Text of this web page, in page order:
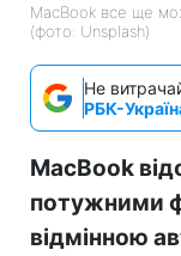
MacBook все ще
(фото: Unsplash)
Не
РБК-
MacBook
потужними
відмінною